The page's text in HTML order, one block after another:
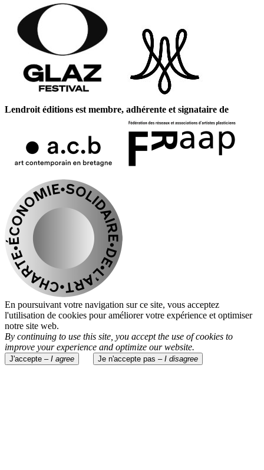
Lendroit éditions est membre, adhérente et signataire de
En poursuivant votre navigation sur ce site, vous acceptez
l'utilisation de cookies pour améliorer votre expérience et optimiser
notre site web.
By continuing to use this site, you accept the use of cookies to
improve your experience and optimize our website.
J'accepte – I agree Je n'accepte pas – I disagree